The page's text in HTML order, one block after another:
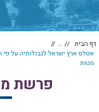
דף הבית
...
אטלס ארץ ישראל לגבולותיה על פי
מטות
פרשת